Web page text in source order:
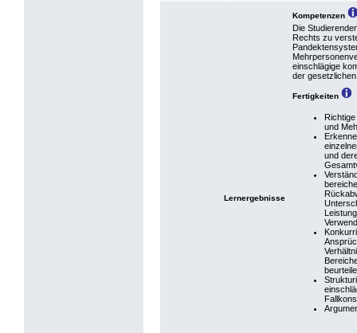
Lernergebnisse
Kompetenzen
Die
Rechts zu
einschlägige
der
Fertigkeiten
und
und